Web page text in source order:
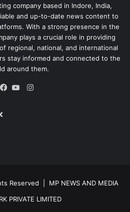
company based in Indore, India,
and up-to-date news content to
With a strong presence in the
plays a crucial role in providing
regional, national, and international
stay informed and connected to the
around them.
Instagram
Reserved | MP NEWS AND MEDIA
PRIVATE LIMITED